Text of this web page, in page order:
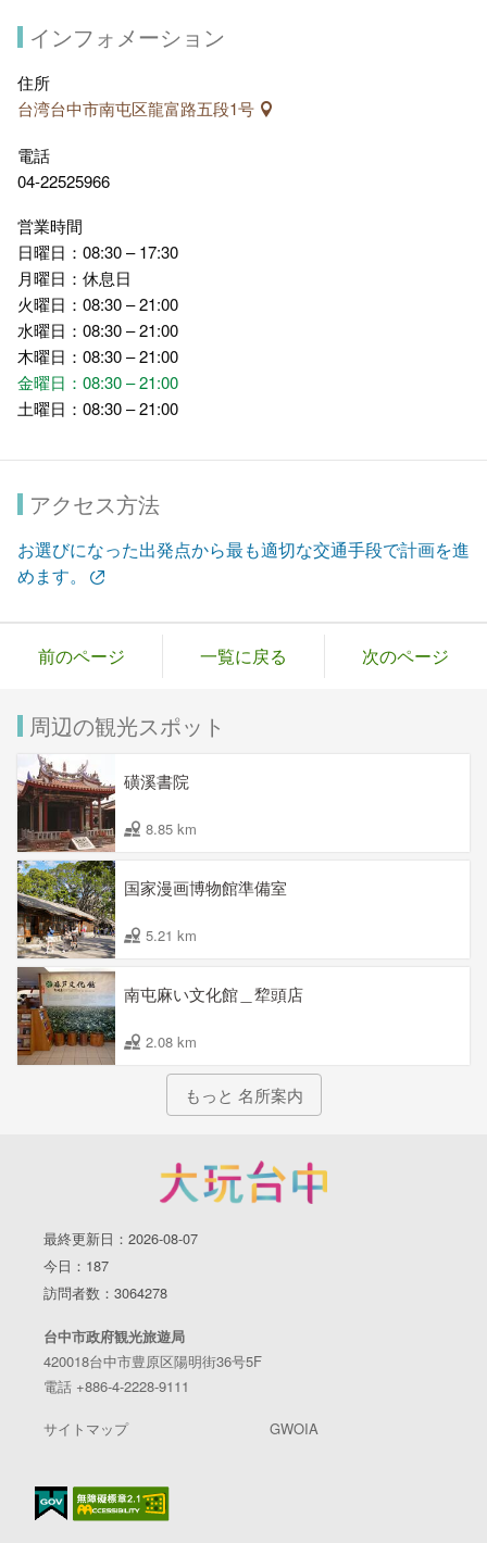
インフォメーション
住所
台湾台中市南屯区龍富路五段1号
電話
04-22525966
営業時間
日曜日：08:30 – 17:30
月曜日：休息日
火曜日：08:30 – 21:00
水曜日：08:30 – 21:00
木曜日：08:30 – 21:00
金曜日：08:30 – 21:00
土曜日：08:30 – 21:00
アクセス方法
お選びになった出発点から最も適切な交通手段で計画を進
めます。
前のページ 一覧に戻る 次のページ
周辺の観光スポット
磺溪書院
8.85 km
国家漫画博物館準備室
5.21 km
南屯麻い文化館＿犂頭店
2.08 km
もっと 名所案内
最終更新日：2026-08-07
今日：187
訪問者数：3064278
台中市政府観光旅遊局
420018台中市豊原区陽明街36号5F
電話 +886-4-2228-9111
サイトマップ GWOIA